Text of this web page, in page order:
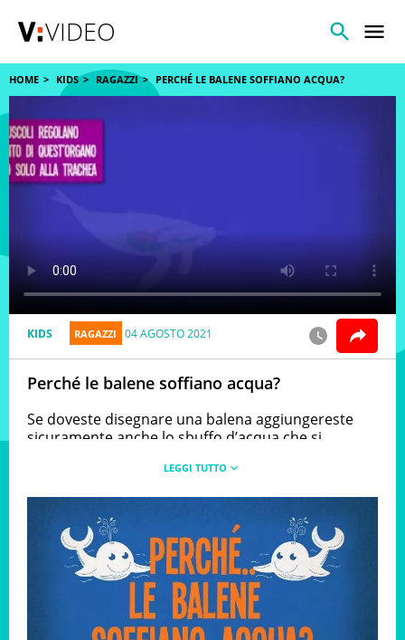
VIDEO
HOME KIDS RAGAZZI PERCHÉ LE BALENE SOFFIANO ACQUA?
KIDS RAGAZZI 04 AGOSTO 2021
Perché le balene soffiano acqua?
Se doveste disegnare una balena aggiungereste
sicuramente anche lo sbuffo d’acqua che si
balene soffiano l’acqua?
EDUCATIONAL